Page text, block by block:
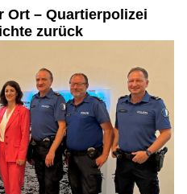
Ort – Quartierpolizei
zurück